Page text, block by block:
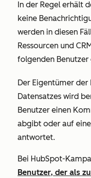
In der Regel erhält
keine
werden in diesen
Ressourcen und
folgenden Benutzer
Der Eigentümer der
Datensatzes wird
Benutzer einen
abgibt oder auf
antwortet.
Bei HubSpot-
Benutzer, der als